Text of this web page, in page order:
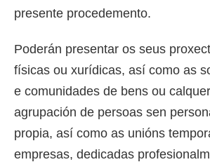
presente procedemento.
Poderán presentar os seus
físicas ou xurídicas, así como as
e comunidades de bens ou
agrupación de persoas sen
propia, así como as unións
empresas, dedicadas